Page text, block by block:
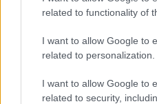
related to functionality of
I want to allow Google to
related to personalization.
I want to allow Google to
related to security,
TRENDING